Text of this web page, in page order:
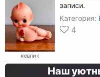
кевпик
записи.
Категория:
4
Наш